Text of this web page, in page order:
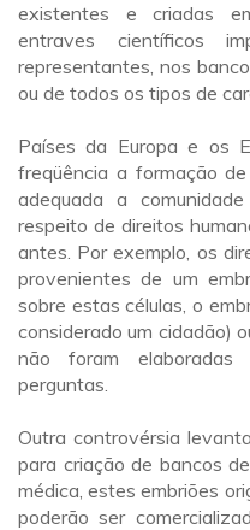
existentes e criadas
entraves científicos
representantes, nos
ou de todos os tipos de
Países da Europa e os
freqüência a formação
adequada a
respeito de direitos
antes. Por exemplo, os
provenientes de um
sobre estas células, o
considerado um cidadão)
não foram elaboradas
perguntas.
Outra controvérsia
para criação de bancos
médica, estes embriões
poderão ser